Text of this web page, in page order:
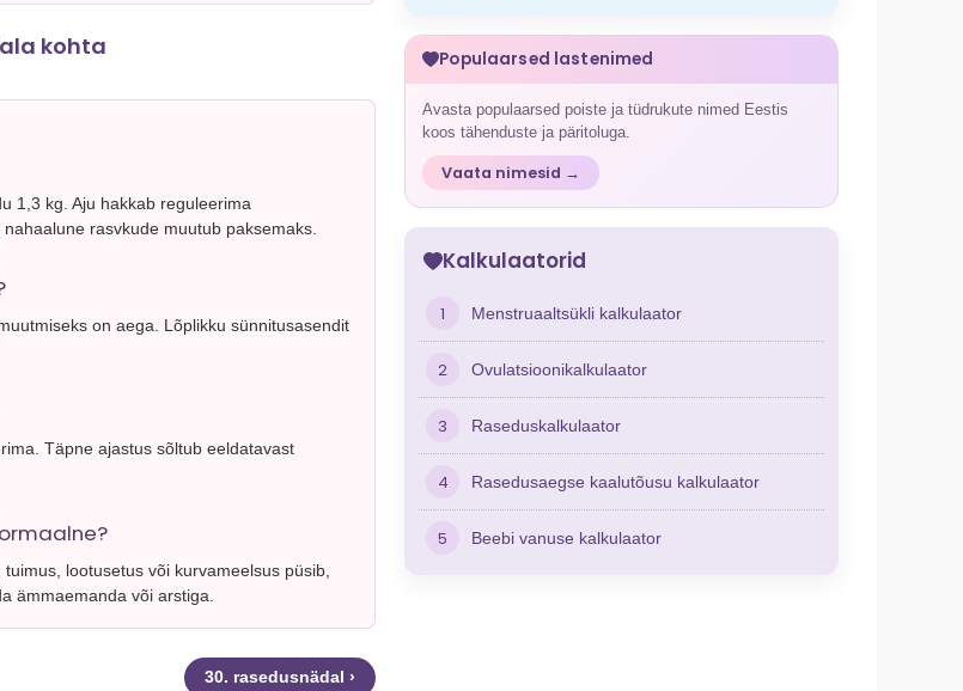
kohta
1,3 kg. Aju hakkab reguleerima
rasvkude muutub paksemaks.
on aega. Lõplikku sünnitusasendit
Täpne ajastus sõltub eeldatavast
lootusetus või kurvameelsus püsib,
ämmaemanda või arstiga.
30. rasedusnädal ›
Populaarsed lastenimed
Avasta populaarsed poiste ja tüdrukute nimed Eestis
koos tähenduste ja päritoluga.
Vaata nimesid →
Kalkulaatorid
1 Menstruaaltsükli kalkulaator
2 Ovulatsioonikalkulaator
3 Raseduskalkulaator
4 Rasedusaegse kaalutõusu kalkulaator
5 Beebi vanuse kalkulaator